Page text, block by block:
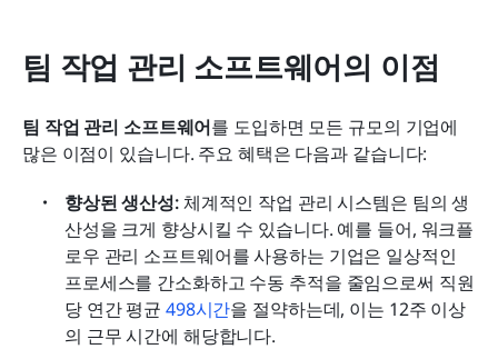
팀 작업 관리 소프트웨어의 이점
팀 작업 관리 소프트웨어를 도입하면 모든 규모의 기업에
많은 이점이 있습니다. 주요 혜택은 다음과 같습니다:
향상된 생산성: 체계적인 작업 관리 시스템은 팀의 생
산성을 크게 향상시킬 수 있습니다. 예를 들어, 워크플
로우 관리 소프트웨어를 사용하는 기업은 일상적인
프로세스를 간소화하고 수동 추적을 줄임으로써 직원
당 연간 평균 498시간을 절약하는데, 이는 12주 이상
의 근무 시간에 해당합니다.